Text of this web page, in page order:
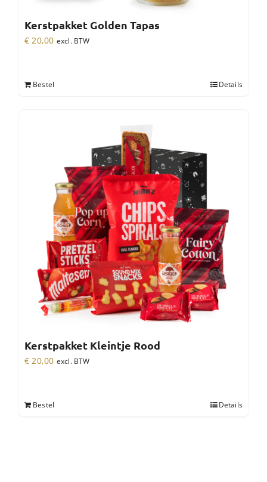
Kerstpakket Golden Tapas
€ 20,00 excl. BTW
Bestel Details
Kerstpakket Kleintje Rood
€ 20,00 excl. BTW
Bestel Details